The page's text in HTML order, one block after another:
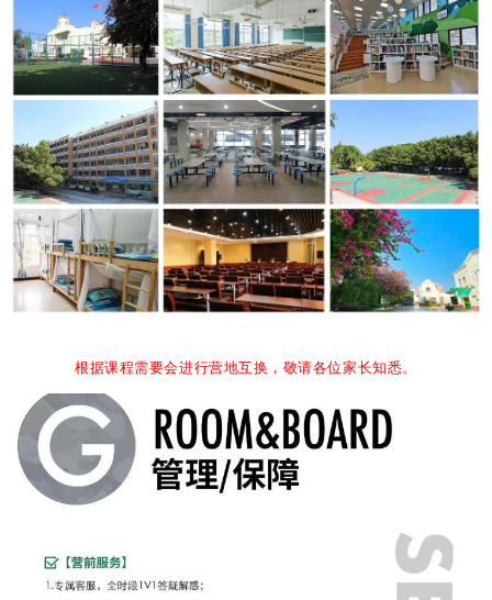
根据课程需要会进行营地互换，敬请各位家长知悉。